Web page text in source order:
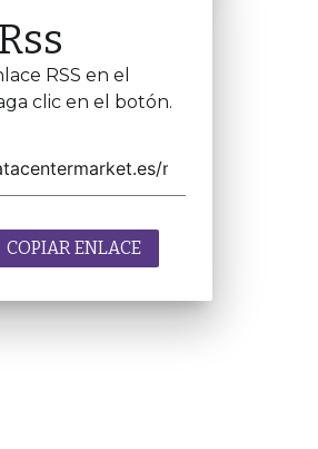
RSS en el
clic en el botón.
COPIAR ENLACE